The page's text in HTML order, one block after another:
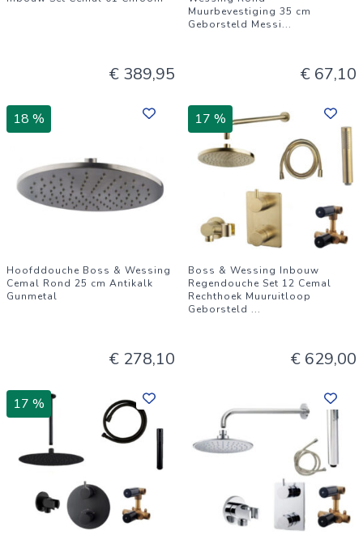
€ 389,95
Muurbevestiging 35 cm
Geborsteld Messi...
€ 67,10
18 %
Hoofddouche Boss & Wessing
Cemal Rond 25 cm Antikalk
Gunmetal
€ 278,10
17 %
Boss & Wessing Inbouw
Regendouche Set 12 Cemal
Rechthoek Muuruitloop
Geborsteld ...
€ 629,00
17 %